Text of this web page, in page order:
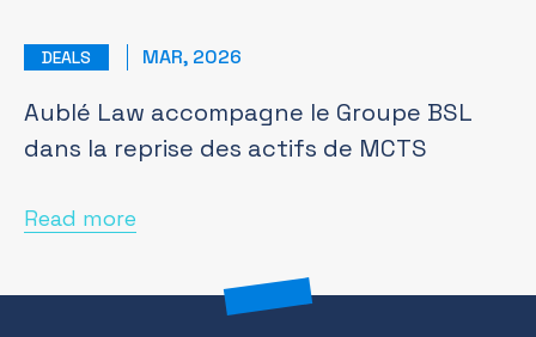
DEALS MAR, 2026
Aublé Law accompagne le Groupe BSL
dans la reprise des actifs de MCTS
Read more